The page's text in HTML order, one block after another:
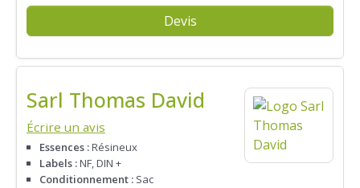
Devis
Sarl Thomas David
Écrire un avis
Essences :Résineux
Labels :NF, DIN +
Conditionnement : Sac